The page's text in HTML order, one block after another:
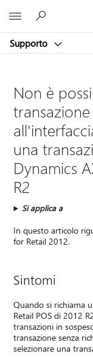
Supporto
Non è
una
Dynamics
R2
Si applica a
In questo articolo
for Retail 2012.
Sintomi
Quando si richiama
Retail POS di 2012
transazioni in
transazione senza
selezionare una